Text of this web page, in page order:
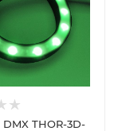
THOR-3D-